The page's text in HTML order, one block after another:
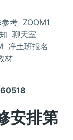
考 ZOOM1
聊天室
净土班报名
材
安排第